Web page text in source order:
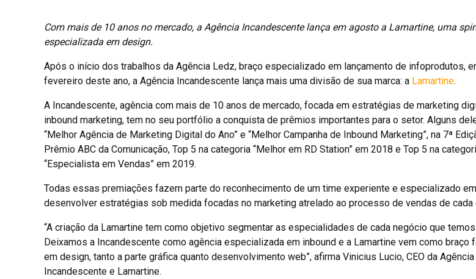
Com mais de 10 anos no mercado, a Agência Incandescente lança em agosto a Lamartine, uma
especializada em design.
Após o início dos trabalhos da Agência Ledz, braço especializado em lançamento de infoprodutos,
fevereiro deste ano, a Agência Incandescente lança mais uma divisão de sua marca: a Lamartine.
A Incandescente, agência com mais de 10 anos de mercado, focada em estratégias de marketing
inbound marketing, tem no seu portfólio a conquista de prêmios importantes para o setor. Alguns
“Melhor Agência de Marketing Digital do Ano” e “Melhor Campanha de Inbound Marketing”, na 7ª
Prêmio ABC da Comunicação, Top 5 na categoria “Melhor em RD Station” em 2018 e Top 5 na
“Especialista em Vendas” em 2019.
Todas essas premiações fazem parte do reconhecimento de um time experiente e especializado em
desenvolver estratégias sob medida focadas no marketing atrelado ao processo de vendas de cada
“A criação da Lamartine tem como objetivo segmentar as especialidades de cada negócio que temos.
Deixamos a Incandescente como agência especializada em inbound e a Lamartine vem como braço
em design, tanto a parte gráfica quanto desenvolvimento web”, afirma Vinicius Lucio, CEO da Agência
Incandescente e Lamartine.